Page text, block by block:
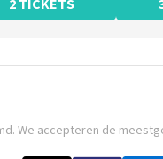
2 TICKETS
We accepteren de